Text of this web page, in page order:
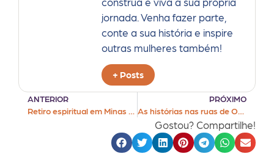
jornada. Venha fazer parte,
conte a sua história e inspire
outras mulheres também!
+ Posts
ANTERIOR
PRÓXIMO
As histórias nas ruas de Ouro Preto
Gostou? Compartilhe!